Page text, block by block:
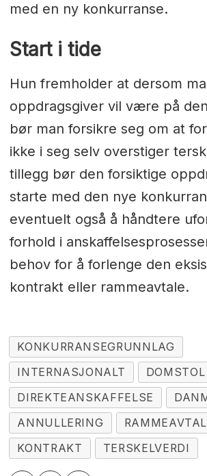
med en ny konkurranse.
Start i tide
Hun fremholder at dersom
oppdragsgiver vil være på
bør man forsikre seg om at
ikke i seg selv overstiger
tillegg bør den forsiktige
starte med den nye
eventuelt også å håndtere
forhold i
behov for å forlenge den
kontrakt eller rammeavtale.
KONKURRANSEGRUNNLAG
INTERNASJONALT
DOMSTOL
DIREKTEANSKAFFELSE
ANNULLERING
KONTRAKT
TERSKELVERDI